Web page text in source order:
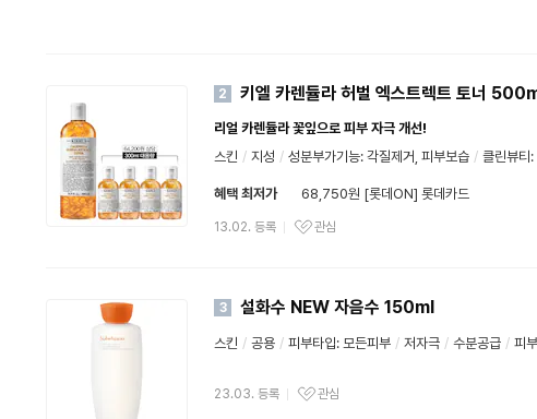
2 키엘 카렌듈라 허벌 엑스트렉트 토너
리얼 카렌듈라 꽃잎으로 피부 자극 개선!
스킨 / 지성 / 성분부가기능: 각질제거, 피부보습 / 클린뷰티 :
혜택 최저가 68,750원 [롯데ON] 롯데카드
13.02. 등록 관심
3 설화수 NEW 자음수 150ml
스킨 / 공용 / 피부타입: 모든피부 / 저자극 / 수분공급 / 피
23.03. 등록 관심